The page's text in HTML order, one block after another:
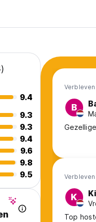
in dezelfde kamer zal
9.4
9.3
9.3
9.4
9.6
9.8
9.5
B
K
Top